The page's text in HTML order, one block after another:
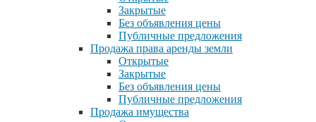
Закрытые
Без объявления цены
Публичные предложения
Продажа права аренды земли
Открытые
Закрытые
Без объявления цены
Публичные предложения
Продажа имущества